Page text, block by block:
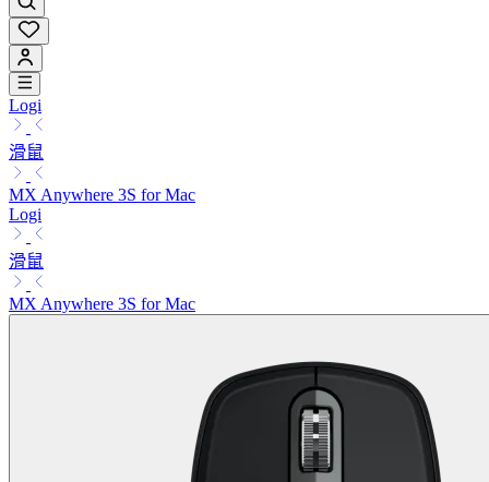
Logi
滑鼠
MX Anywhere 3S for Mac
Logi
滑鼠
MX Anywhere 3S for Mac